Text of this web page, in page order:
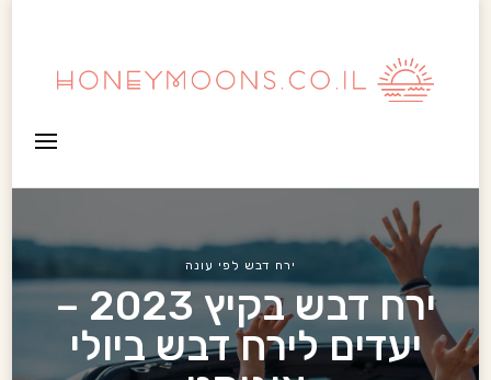
ירח דבש לפי עונה
ירח דבש בקיץ 2023 –
יעדים לירח דבש ביולי